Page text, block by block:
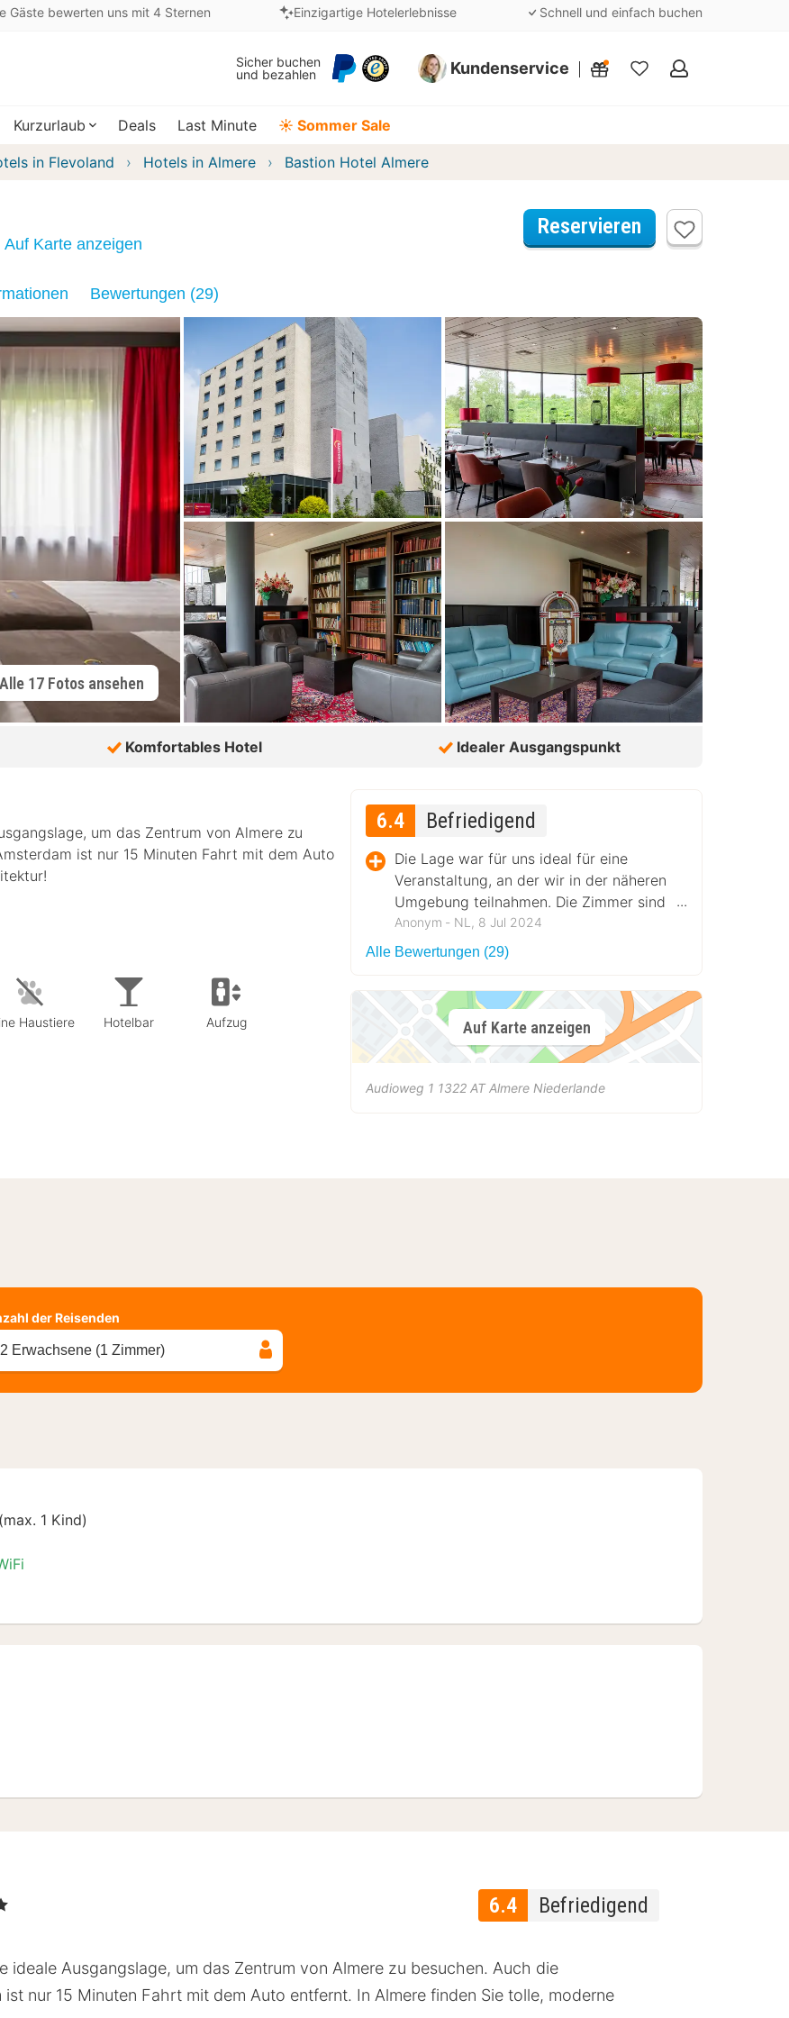
Gäste bewerten uns mit 4 Sternen Einzigartige Hotelerlebnisse Schnell und einfach buchen
Sicher buchen
und bezahlen
Kundenservice
Meine
Kurzurlaub Deals Last Minute ☀️ Sommer Sale
in Flevoland Hotels in Almere Bastion Hotel Almere
Auf Karte anzeigen
Reservieren
Bewertungen (29)
Alle 17 Fotos ansehen
Komfortables Hotel Idealer Ausgangspunkt
um das Zentrum von Almere zu
ist nur 15 Minuten Fahrt mit dem Auto
Haustiere Hotelbar Aufzug
6.4 Befriedigend
Die Lage war für uns ideal für eine
Veranstaltung, an der wir in der näheren
Umgebung teilnahmen. Die Zimmer sind
ordentlich.
Anonym ‐ NL, 8 Jul 2024
Alle Bewertungen (29)
Auf Karte anzeigen
Audioweg 1 1322 AT Almere Niederlande
der Reisenden
2 Erwachsene (1 Zimmer)
1 Kind)
6.4 Befriedigend
ideale Ausgangslage, um das Zentrum von Almere zu besuchen. Auch die
nur 15 Minuten Fahrt mit dem Auto entfernt. In Almere finden Sie tolle, moderne